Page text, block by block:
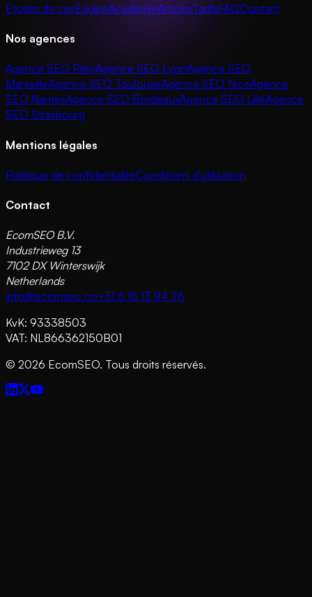
Études de casÉquipeAcadémieArticlesTarifsFAQContact
Nos agences
Agence SEO ParisAgence SEO LyonAgence SEO
MarseilleAgence SEO ToulouseAgence SEO NiceAgence
SEO NantesAgence SEO BordeauxAgence SEO LilleAgence
SEO Strasbourg
Mentions légales
Politique de confidentialitéConditions d'utilisation
Contact
EcomSEO B.V.
Industrieweg 13
7102 DX Winterswijk
Netherlands
info@ecomseo.co+31 6 16 13 94 76
KvK: 93338503
VAT: NL866362150B01
© 2026 EcomSEO. Tous droits réservés.